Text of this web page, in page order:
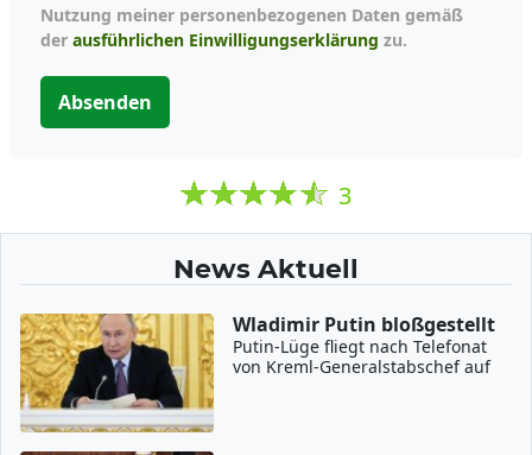
Nutzung meiner personenbezogenen Daten gemäß
der ausführlichen Einwilligungserklärung zu.
Absenden
3
News Aktuell
Wladimir Putin bloßgestellt
Putin-Lüge fliegt nach Telefonat
von Kreml-Generalstabschef auf